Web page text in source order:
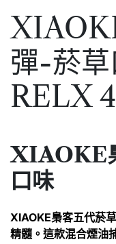
彈-菸草
RELX
XIAOKE
口味
XIAOKE梟客五代菸
精髓。這款混合煙油